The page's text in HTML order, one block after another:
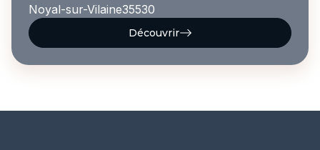
Noyal-sur-Vilaine35530
Découvrir